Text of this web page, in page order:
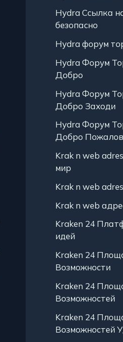
Hydra Ссылка
безопасно
Hydra форум
Hydra Форум
Добро
Hydra Форум
Добро Заходи
Hydra Форум
Добро
Krak n web
мир
Krak n web
Krak n web
Kraken 24
идей
Kraken 24
Возможности
Kraken 24
Возможностей
Kraken 24
Возможностей